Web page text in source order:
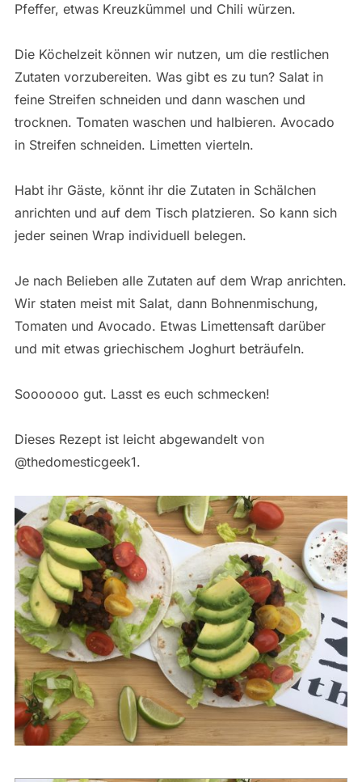
Pfeffer, etwas Kreuzkümmel und Chili würzen.
Die Köchelzeit können wir nutzen, um die restlichen
Zutaten vorzubereiten. Was gibt es zu tun? Salat in
feine Streifen schneiden und dann waschen und
trocknen. Tomaten waschen und halbieren. Avocado
in Streifen schneiden. Limetten vierteln.
Habt ihr Gäste, könnt ihr die Zutaten in Schälchen
anrichten und auf dem Tisch platzieren. So kann sich
jeder seinen Wrap individuell belegen.
Je nach Belieben alle Zutaten auf dem Wrap anrichten.
Wir staten meist mit Salat, dann Bohnenmischung,
Tomaten und Avocado. Etwas Limettensaft darüber
und mit etwas griechischem Joghurt beträufeln.
Sooooooo gut. Lasst es euch schmecken!
Dieses Rezept ist leicht abgewandelt von
@thedomesticgeek1.